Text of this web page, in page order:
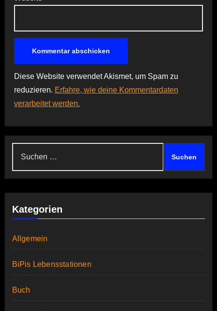
Diese Website verwendet Akismet, um Spam zu
reduzieren. Erfahre, wie deine Kommentardaten
verarbeitet werden.
Kategorien
Allgemein
BiPis Lebensstationen
Buch